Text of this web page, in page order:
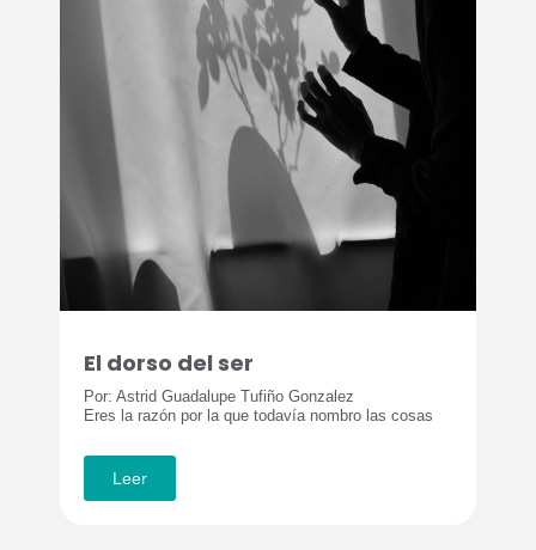
El dorso del ser
Por: Astrid Guadalupe Tufiño Gonzalez
Eres la razón por la que todavía nombro las cosas
Leer